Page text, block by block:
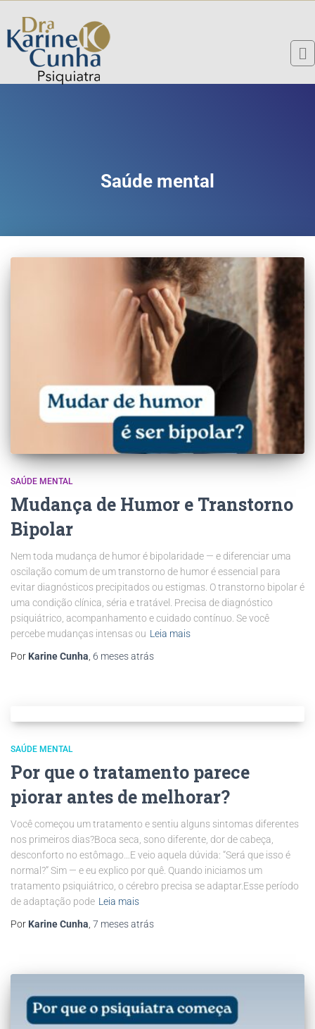
Saúde mental
SAÚDE MENTAL
Mudança de Humor e Transtorno
Bipolar
Nem toda mudança de humor é bipolaridade — e diferenciar uma
oscilação comum de um transtorno de humor é essencial para
evitar diagnósticos precipitados ou estigmas. O transtorno bipolar é
uma condição clínica, séria e tratável. Precisa de diagnóstico
psiquiátrico, acompanhamento e cuidado contínuo. Se você
percebe mudanças intensas ou Leia mais
Por Karine Cunha 6 mesesatrás
SAÚDE MENTAL
Por que o tratamento parece
piorar antes de melhorar?
Você começou um tratamento e sentiu alguns sintomas diferentes
nos primeiros dias?Boca seca, sono diferente, dor de cabeça,
desconforto no estômago…E veio aquela dúvida: “Será que isso é
normal?” Sim — e eu explico por quê. Quando iniciamos um
tratamento psiquiátrico, o cérebro precisa se adaptar.Esse período
de adaptação pode Leia mais
Por Karine Cunha 7 mesesatrás